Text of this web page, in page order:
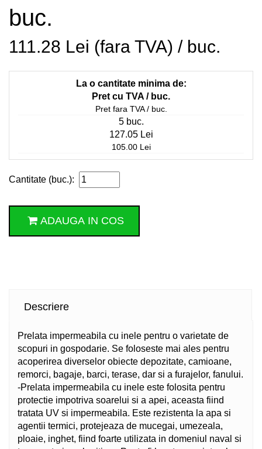
buc.
111.28 Lei (fara TVA) / buc.
La o cantitate minima de:
Pret cu TVA / buc.
Pret fara TVA / buc.
5 buc.
127.05 Lei
105.00 Lei
Cantitate (buc.):
ADAUGA IN COS
Descriere
Prelata impermeabila cu inele pentru o varietate de
scopuri in gospodarie. Se foloseste mai ales pentru
acoperirea diverselor obiecte depozitate, camioane,
remorci, bagaje, barci, terase, dar si a furajelor, fanului.
-Prelata impermeabila cu inele este folosita pentru
protectie impotriva soarelui si a apei, aceasta fiind
tratata UV si impermeabila. Este rezistenta la apa si
agentii termici, protejeaza de mucegai, umezeala,
ploaie, inghet, fiind foarte utilizata in domeniul naval si